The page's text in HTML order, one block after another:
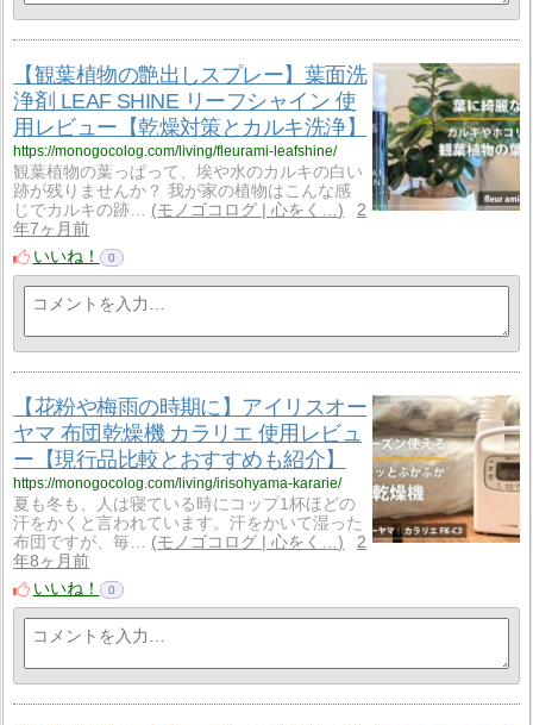
【観葉植物の艶出しスプレー】葉面洗
浄剤 LEAF SHINE リーフシャイン 使
用レビュー【乾燥対策とカルキ洗浄】
https://monogocolog.com/living/fleurami-leafshine/
観葉植物の葉っぱって、埃や水のカルキの白い
跡が残りませんか？ 我が家の植物はこんな感
じでカルキの跡…
モノゴコログ | 心をく…
2
年7ヶ月前
いいね！
0
【花粉や梅雨の時期に】アイリスオー
ヤマ 布団乾燥機 カラリエ 使用レビュ
ー【現行品比較とおすすめも紹介】
https://monogocolog.com/living/irisohyama-kararie/
夏も冬も、人は寝ている時にコップ1杯ほどの
汗をかくと言われています。汗をかいて湿った
布団ですが、毎…
モノゴコログ | 心をく…
2
年8ヶ月前
いいね！
0